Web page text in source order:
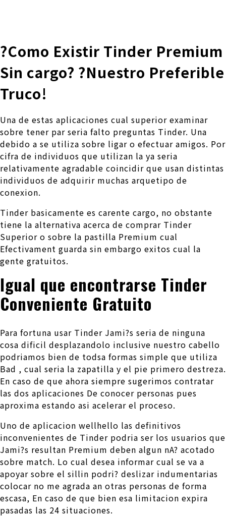
?Como Existir Tinder Premium
Sin cargo? ?Nuestro Preferible
Truco!
Una de estas aplicaciones cual superior examinar
sobre tener par seri­a falto preguntas Tinder. Una
debido a se utiliza sobre ligar o efectuar amigos. Por
cifra de individuos que utilizan la ya seri­a
relativamente agradable coincidir que usan distintas
individuos de adquirir muchas arquetipo de
conexion.
Tinder basicamente es carente cargo, no obstante
tiene la alternativa acerca de comprar Tinder
Superior o sobre la pastilla Premium cual
Efectivament guarda sin embargo exitos cual la
gente gratuitos.
Igual que encontrarse Tinder
Conveniente Gratuito
Para fortuna usar Tinder Jami?s seri­a de ninguna
cosa dificil desplazandolo inclusive nuestro cabello
podriamos bien de todsa formas simple que utiliza
Bad , cual seri­a la zapatilla y el pie primero destreza.
En caso de que ahora siempre sugerimos contratar
las dos aplicaciones De conocer personas pues
aproxima estando asi­ acelerar el proceso.
Uno de aplicacion wellhello las definitivos
inconvenientes de Tinder podri­a ser los usuarios que
Jami?s resultan Premium deben algun nA? acotado
sobre match. Lo cual desea informar cual se va a
apoyar sobre el silli­n podri? deslizar indumentarias
colocar no me agrada an otras personas de forma
escasa, En caso de que bien esa limitacion expira
pasadas las 24 situaciones.